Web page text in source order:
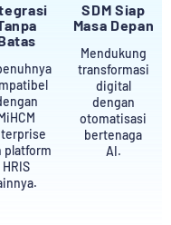
platform
HRIS
SDM Siap
Masa Depan
Mendukung
transformasi
digital
dengan
otomatisasi
bertenaga
AI.